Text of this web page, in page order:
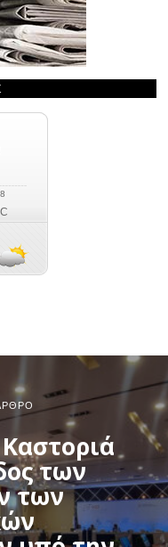
των
των